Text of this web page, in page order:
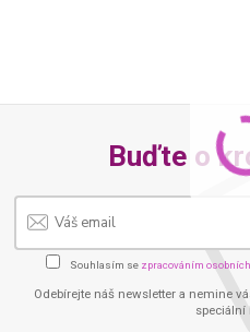
Buďte o
Souhlasím se zpracováním
Odebírejte náš newsletter a nemine
speciální